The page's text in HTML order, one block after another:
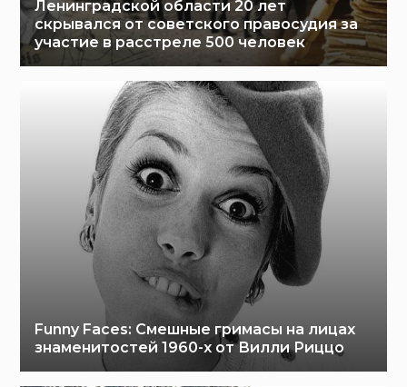
Ленинградской области 20 лет
скрывался от советского правосудия за
участие в расстреле 500 человек
Funny Faces: Cмешные гримасы на лицах
знаменитостей 1960-х от Вилли Риццо